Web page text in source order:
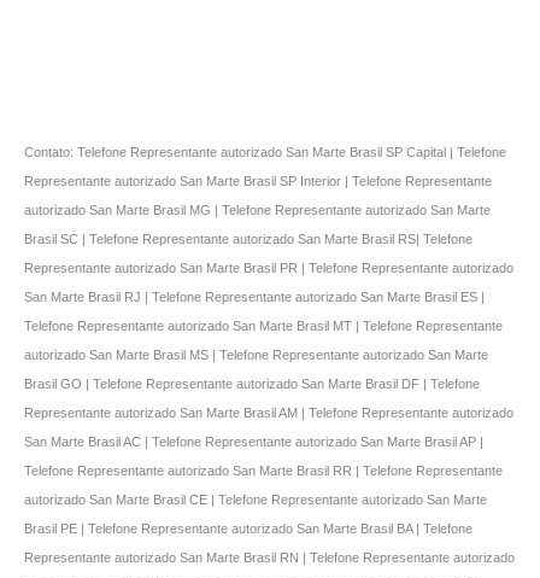
Contato: Telefone Representante autorizado San Marte Brasil SP Capital | Telefone
Representante autorizado San Marte Brasil SP Interior | Telefone Representante
autorizado San Marte Brasil MG | Telefone Representante autorizado San Marte
Brasil SC | Telefone Representante autorizado San Marte Brasil RS| Telefone
Representante autorizado San Marte Brasil PR | Telefone Representante autorizado
San Marte Brasil RJ | Telefone Representante autorizado San Marte Brasil ES |
Telefone Representante autorizado San Marte Brasil MT | Telefone Representante
autorizado San Marte Brasil MS | Telefone Representante autorizado San Marte
Brasil GO | Telefone Representante autorizado San Marte Brasil DF | Telefone
Representante autorizado San Marte Brasil AM | Telefone Representante autorizado
San Marte Brasil AC | Telefone Representante autorizado San Marte Brasil AP |
Telefone Representante autorizado San Marte Brasil RR | Telefone Representante
autorizado San Marte Brasil CE | Telefone Representante autorizado San Marte
Brasil PE | Telefone Representante autorizado San Marte Brasil BA | Telefone
Representante autorizado San Marte Brasil RN | Telefone Representante autorizado